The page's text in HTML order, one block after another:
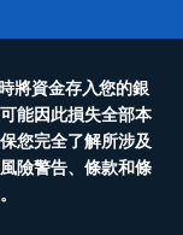
將資金存入您的銀
能因此損失全部本
您完全了解所涉及
險警告、條款和條